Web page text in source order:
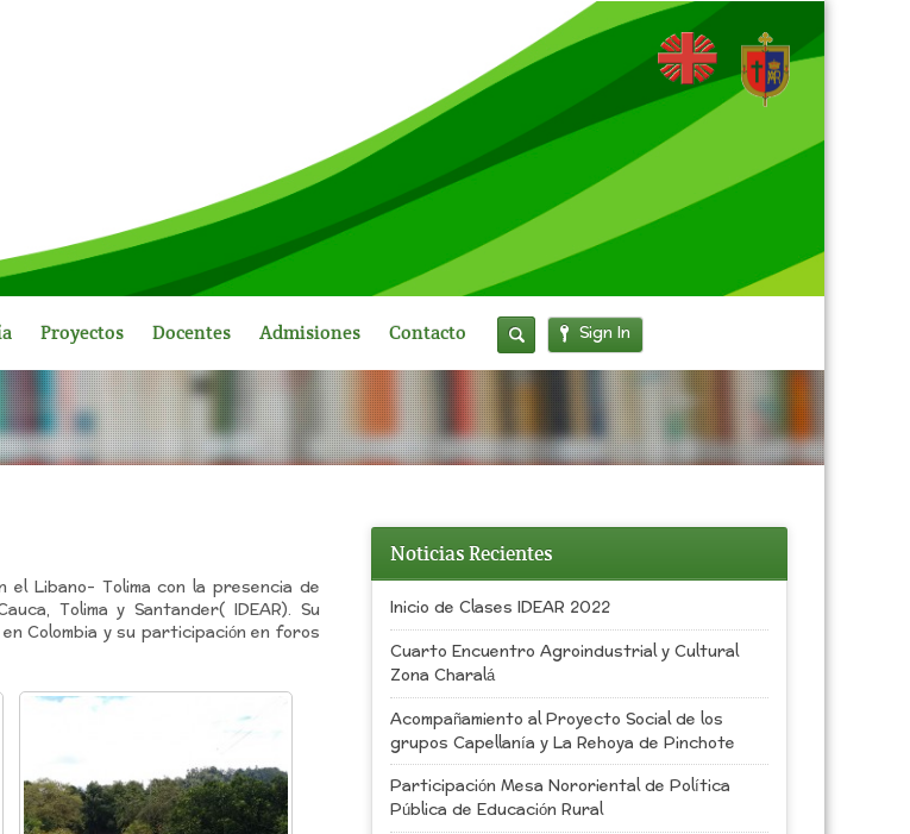
Proyectos Docentes Admisiones Contacto Sign In
el Libano- Tolima con la presencia de
Tolima y Santander( IDEAR). Su
Colombia y su participación en foros
Noticias Recientes
Inicio de Clases IDEAR 2022
Cuarto Encuentro Agroindustrial y Cultural
Zona Charalá
Acompañamiento al Proyecto Social de los
grupos Capellanía y La Rehoya de Pinchote
Participación Mesa Nororiental de Política
Pública de Educación Rural